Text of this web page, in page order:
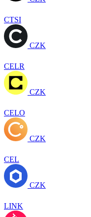
CTSI
CZK
CELR
CZK
CELO
CZK
CEL
CZK
LINK